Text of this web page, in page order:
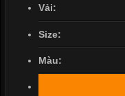
Vải:
Size:
Màu: